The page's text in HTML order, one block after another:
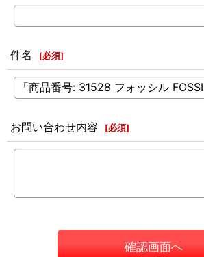
件名 [必須]
お問い合わせ内容 [必須]
確認画面へ